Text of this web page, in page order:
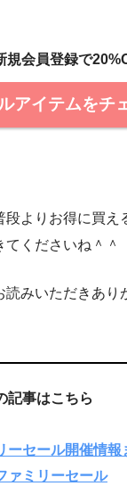
規会員登録で
アイテムをチ
段よりお得に買え
くださいね＾＾
読みいただきあり
記事はこちら
ーセール開催情報
ァミリーセール